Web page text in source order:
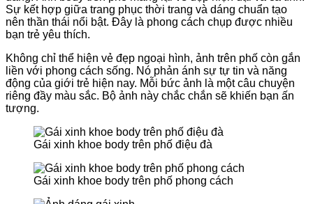
Sự kết hợp giữa trang phục thời trang và dáng chuẩn tạo
nên thần thái nổi bật. Đây là phong cách chụp được nhiều
bạn trẻ yêu thích.
Không chỉ thể hiện vẻ đẹp ngoại hình, ảnh trên phố còn gắn
liền với phong cách sống. Nó phản ánh sự tự tin và năng
động của giới trẻ hiện nay. Mỗi bức ảnh là một câu chuyện
riêng đầy màu sắc. Bộ ảnh này chắc chắn sẽ khiến bạn ấn
tượng.
Gái xinh khoe body trên phố điệu đà
Gái xinh khoe body trên phố phong cách